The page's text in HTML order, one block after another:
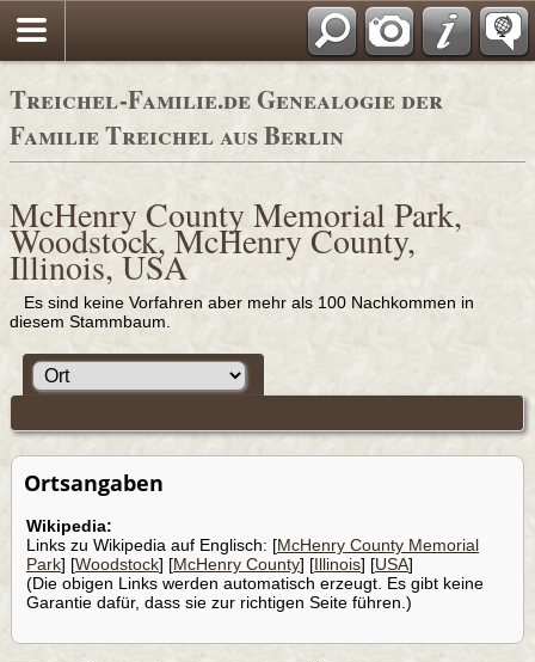
Adressbücher
Treichel-Familie.de Genealogie der
Familie Treichel aus Berlin
McHenry County Memorial Park,
Woodstock, McHenry County,
Illinois, USA
Es sind keine Vorfahren aber mehr als 100 Nachkommen in
diesem Stammbaum.
Ortsangaben
Wikipedia:
Links zu Wikipedia auf Englisch: [McHenry County Memorial
Park] [Woodstock] [McHenry County] [Illinois] [USA]
(Die obigen Links werden automatisch erzeugt. Es gibt keine
Garantie dafür, dass sie zur richtigen Seite führen.)